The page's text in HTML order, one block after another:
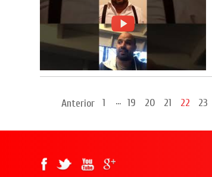
Anterior 1 ... 19 20 21 22 23